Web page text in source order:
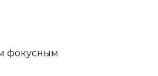
фокусным